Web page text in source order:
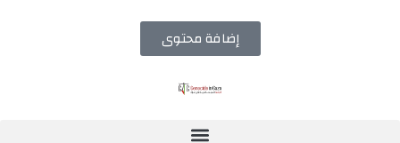
إضافة محتوى